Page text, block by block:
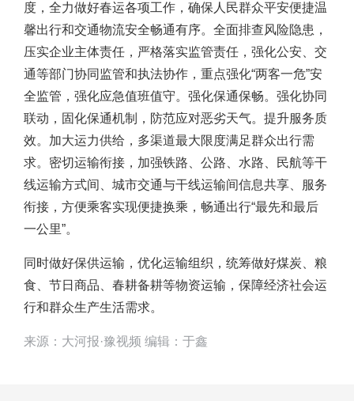
度，全力做好春运各项工作，确保人民群众平安便捷温
馨出行和交通物流安全畅通有序。全面排查风险隐患，
压实企业主体责任，严格落实监管责任，强化公安、交
通等部门协同监管和执法协作，重点强化“两客一危”安
全监管，强化应急值班值守。强化保通保畅。强化协同
联动，固化保通机制，防范应对恶劣天气。提升服务质
效。加大运力供给，多渠道最大限度满足群众出行需
求。密切运输衔接，加强铁路、公路、水路、民航等干
线运输方式间、城市交通与干线运输间信息共享、服务
衔接，方便乘客实现便捷换乘，畅通出行“最先和最后
一公里”。
同时做好保供运输，优化运输组织，统筹做好煤炭、粮
食、节日商品、春耕备耕等物资运输，保障经济社会运
行和群众生产生活需求。
来源：大河报·豫视频 编辑：于鑫